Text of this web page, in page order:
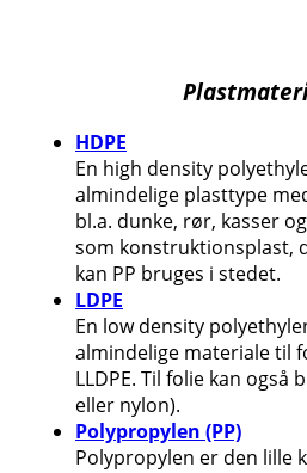
HDPE
En high density
almindelige plasttype
bl.a. dunke, rør, kasser
som konstruktionsplast,
kan PP bruges i stedet.
LDPE
En low density
almindelige materiale til
LLDPE. Til folie kan også
eller nylon).
Polypropylen (PP)
Polypropylen er den lille